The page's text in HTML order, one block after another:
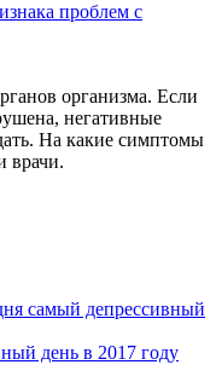
проблем с
организма. Если
негативные
На какие симптомы
врачи.
самый депрессивный
день в 2017 году